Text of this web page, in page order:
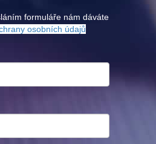
formuláře nám dáváte
osobních údajů